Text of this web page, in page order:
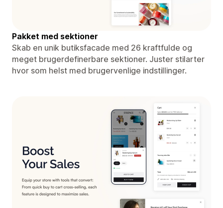
Pakket med sektioner
Skab en unik butiksfacade med 26 kraftfulde og
meget brugerdefinerbare sektioner. Juster stilarter
hvor som helst med brugervenlige indstillinger.